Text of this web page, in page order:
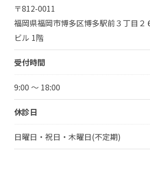
〒812-0011
福岡県福岡市博多区博多駅前３丁目２
ビル 1階
受付時間
9:00 ～ 18:00
休診日
日曜日・祝日・木曜日(不定期)